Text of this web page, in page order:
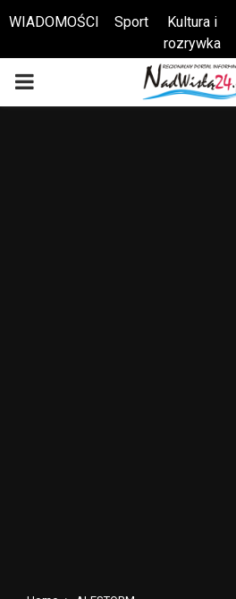
Otwórz pasek narzędzi
WIADOMOŚCI Sport
Kultura i
rozrywka
PRIMARY